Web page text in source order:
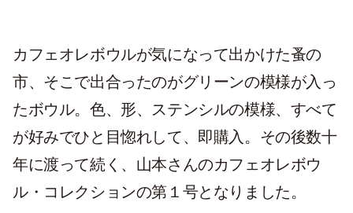
カフェオレボウルが気になって出かけた蚤の
市、そこで出合ったのがグリーンの模様が入っ
たボウル。色、形、ステンシルの模様、すべて
が好みでひと目惚れして、即購入。その後数十
年に渡って続く、山本さんのカフェオレボウ
ル・コレクションの第１号となりました。